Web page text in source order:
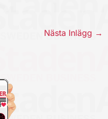
Nästa Inlägg →